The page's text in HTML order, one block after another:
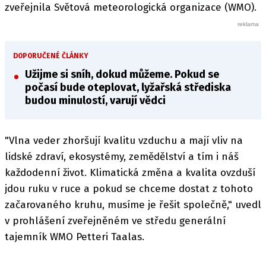
zveřejnila Světová meteorologická organizace (WMO).
DOPORUČENÉ ČLÁNKY
Užijme si sníh, dokud můžeme. Pokud se
počasí bude oteplovat, lyžařská střediska
budou minulostí, varují vědci
"Vlna veder zhoršují kvalitu vzduchu a mají vliv na
lidské zdraví, ekosystémy, zemědělství a tím i náš
každodenní život. Klimatická změna a kvalita ovzduší
jdou ruku v ruce a pokud se chceme dostat z tohoto
začarovaného kruhu, musíme je řešit společně," uvedl
v prohlášení zveřejněném ve středu generální
tajemník WMO Petteri Taalas.